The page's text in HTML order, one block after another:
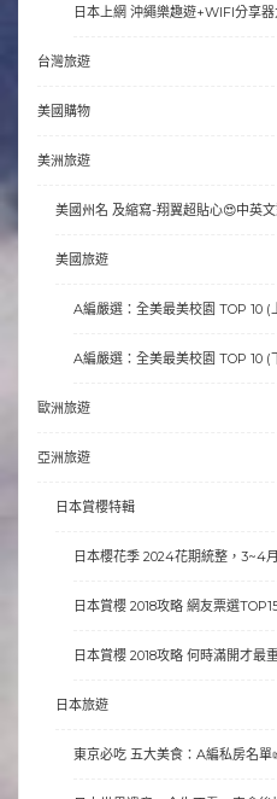
日本上網 沖繩樂趣遊+WIFI分享
台灣旅遊
美國購物
美洲旅遊
美國州名 及縮寫-翔翼超貼心😍中英文
美國旅遊
A編嚴選：全美最美校園 TOP 10 (
A編嚴選：全美最美校園 TOP 10 (
歐洲旅遊
亞洲旅遊
日本賞櫻特輯
日本櫻花季 2024花期統整，3~4
日本賞櫻 2018攻略 網友票選
日本賞櫻 2018攻略 何時滿開才最
日本旅遊
東京必吃 五大美食：A編私房名單